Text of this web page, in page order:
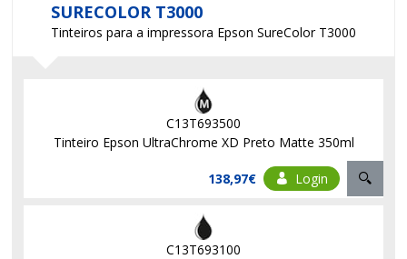
SURECOLOR T3000
Tinteiros para a impressora Epson SureColor T3000
C13T693500
Tinteiro Epson UltraChrome XD Preto Matte 350ml
138,97€ Login
C13T693100